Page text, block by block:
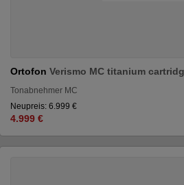
Ortofon Verismo MC titanium
Tonabnehmer MC
Neupreis: 6.999 €
4.999 €